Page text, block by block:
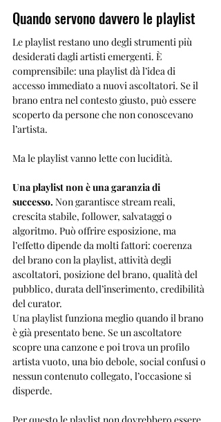
Quando servono davvero le playlist
Le playlist restano uno degli strumenti più
desiderati dagli artisti emergenti. È
comprensibile: una playlist dà l’idea di
accesso immediato a nuovi ascoltatori. Se il
brano entra nel contesto giusto, può essere
scoperto da persone che non conoscevano
l’artista.
Ma le playlist vanno lette con lucidità.
Una playlist non è una garanzia di
successo. Non garantisce stream reali,
crescita stabile, follower, salvataggi o
algoritmo. Può offrire esposizione, ma
l’effetto dipende da molti fattori: coerenza
del brano con la playlist, attività degli
ascoltatori, posizione del brano, qualità del
pubblico, durata dell’inserimento, credibilità
del curator.
Una playlist funziona meglio quando il brano
è già presentato bene. Se un ascoltatore
scopre una canzone e poi trova un profilo
artista vuoto, una bio debole, social confusi o
nessun contenuto collegato, l’occasione si
disperde.